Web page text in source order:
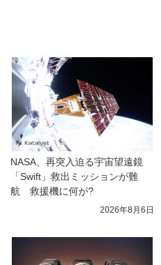
NASA、再突入迫る宇宙望遠鏡
「Swift」救出ミッションが難
航　救援機に何が?
2026年8月6日